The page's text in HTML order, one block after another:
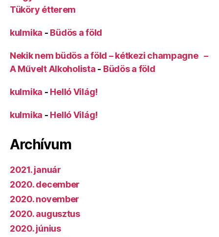
Tüköry étterem
kulmika - Büdös a föld
Nekik nem büdös a föld – kétkezi champagne –
A Művelt Alkoholista - Büdös a föld
kulmika - Helló Világ!
kulmika - Helló Világ!
Archívum
2021. január
2020. december
2020. november
2020. augusztus
2020. június